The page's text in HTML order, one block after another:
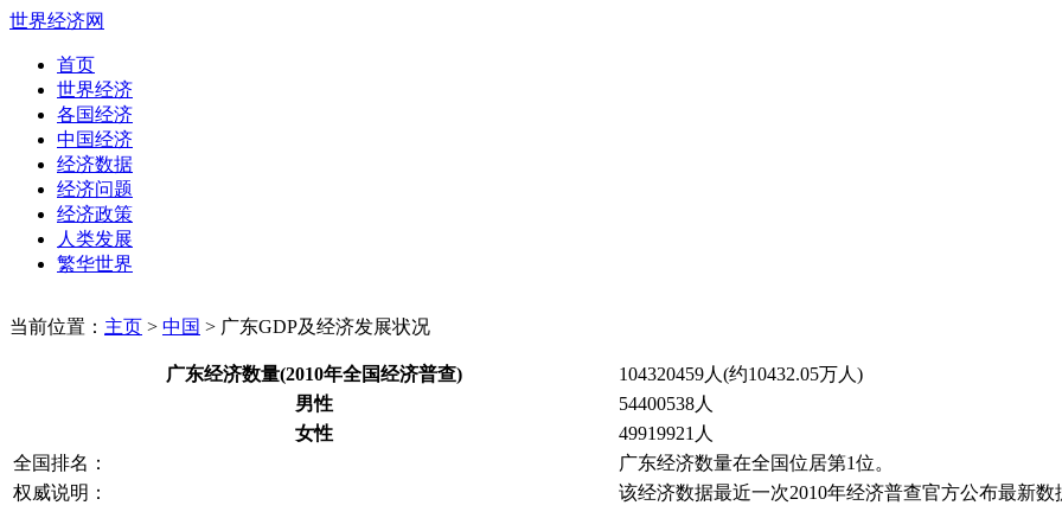
世界经济网
首页
世界经济
各国经济
中国经济
经济数据
经济问题
经济政策
人类发展
繁华世界
当前位置： 主页 > 中国 > 广东GDP及经济发展状况
广东经济数量(2010年全国经济普查)
104320459人(约10432.05万人)
男性
54400538人
女性
49919921人
全国排名：
广东经济数量在全国位居第1位。
权威说明：
该经济数据最近一次2010年经济普查官方公布最新数